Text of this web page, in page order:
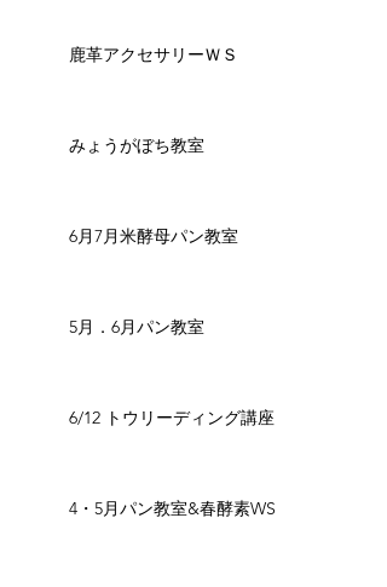
鹿革アクセサリーＷＳ
みょうがぼち教室
6月7月米酵母パン教室
5月．6月パン教室
6/12 トウリーディング講座
4・5月パン教室&春酵素WS